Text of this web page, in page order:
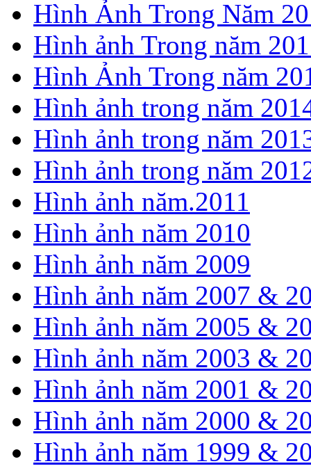
Hình Ảnh Trong Năm
Hình ảnh Trong năm
Hình Ảnh Trong năm
Hình ảnh trong năm
Hình ảnh trong năm
Hình ảnh trong năm
Hình ảnh năm.2011
Hình ảnh năm 2010
Hình ảnh năm 2009
Hình ảnh năm 2007 &
Hình ảnh năm 2005 &
Hình ảnh năm 2003 &
Hình ảnh năm 2001 &
Hình ảnh năm 2000 &
Hình ảnh năm 1999 &